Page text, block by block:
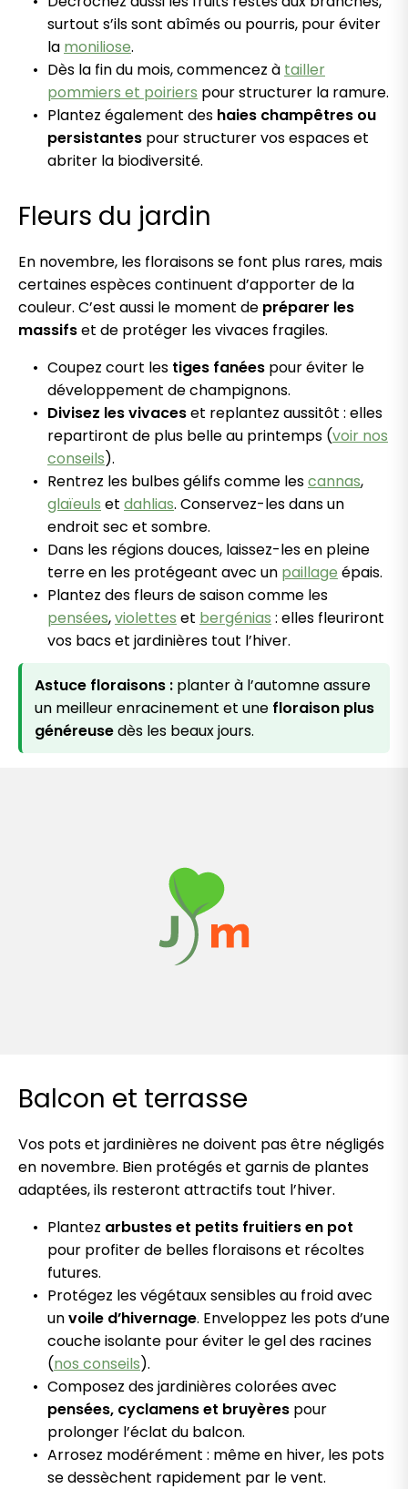
surtout s’ils sont abîmés ou pourris, pour éviter
la moniliose.
Dès la fin du mois, commencez à tailler
pommiers et poiriers pour structurer la ramure.
Plantez également des haies champêtres ou
persistantes pour structurer vos espaces et
abriter la biodiversité.
Fleurs du jardin
En novembre, les floraisons se font plus rares, mais
certaines espèces continuent d’apporter de la
couleur. C’est aussi le moment de préparer les
massifset de protéger les vivaces fragiles.
Coupez court les tiges fanées pour éviter le
développement de champignons.
Divisez les vivaceset replantez aussitôt : elles
repartiront de plus belle au printemps (voir nos
conseils).
Rentrez les bulbes gélifs comme lescannas,
glaïeuls et dahlias. Conservez-les dans un
endroit sec et sombre.
Dans les régions douces, laissez-les en pleine
terre en les protégeant avec un paillage épais.
Plantez des fleurs de saison comme les
pensées,violettes et bergénias : elles fleuriront
vos bacs et jardinières tout l’hiver.
Astuce floraisons : planter à l’automne assure
un meilleur enracinement et une floraison plus
généreusedès les beaux jours.
Balcon et terrasse
Vos pots et jardinières ne doivent pas être négligés
en novembre. Bien protégés et garnis de plantes
adaptées, ils resteront attractifs tout l’hiver.
Plantez arbustes et petits fruitiers en pot
pour profiter de belles floraisons et récoltes
futures.
Protégez les végétaux sensibles au froid avec
unvoile d’hivernage. Enveloppez les pots d’une
couche isolante pour éviter le gel des racines
(nos conseils).
Composez des jardinières colorées avec
pensées, cyclamens et bruyères pour
prolonger l’éclat du balcon.
Arrosez modérément : même en hiver, les pots
se dessèchent rapidement par le vent.